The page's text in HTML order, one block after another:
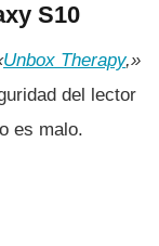
S10
Unbox Therapy,»
del lector
es malo.